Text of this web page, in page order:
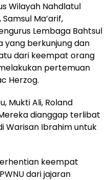
Wilayah Nahdlatul
Ma’arif,
Lembaga Bahtsul
yang berkunjung dan
dari keempat orang
pertemuan
Herzog.
Mukti Ali, Roland
dianggap terlibat
Warisan Ibrahim untuk
keempat
dari jajaran